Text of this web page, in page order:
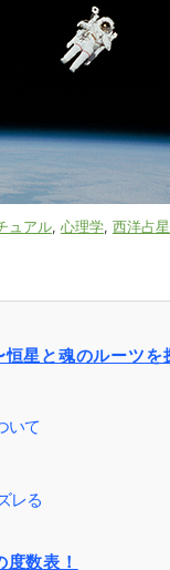
ュアル, 心理学, 西洋占
星と魂のルーツを
いて
レる
数表！